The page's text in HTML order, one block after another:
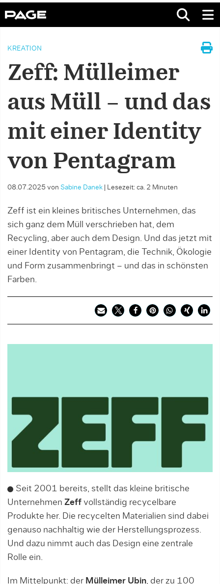
KREATION
Zeff: Mülleimer
aus Müll – und das
mit einer Identity
von Pentagram
08.07.2025 von Sabine Danek Lesezeit: ca. 2 Minuten
Zeff ist ein kleines britisches Unternehmen, das
sich ganz dem Müll verschrieben hat, dem
Recycling, aber auch dem Design. Und das jetzt mit
einer Identity von Pentagram, die Technik, Ökologie
und Form zusammenbringt – und das in schönsten
Farben.
Seit 2001 bereits, stellt das kleine britische
Unternehmen Zeff vollständig recycelbare
Produkte her. Die recycelten Materialien sind dabei
genauso nachhaltig wie der Herstellungsprozess.
Und dazu nimmt auch das Design eine zentrale
Rolle ein.
Im Mittelpunkt: der Mülleimer Ubin, der zu 100